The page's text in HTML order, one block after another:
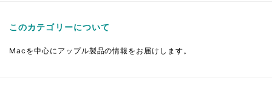
このカテゴリーについて
Macを中心にアップル製品の情報をお届けします。